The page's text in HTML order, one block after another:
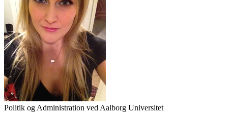
Politik og Administration ved Aalborg Universitet